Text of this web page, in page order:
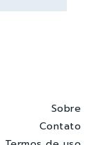
Sobre
Contato